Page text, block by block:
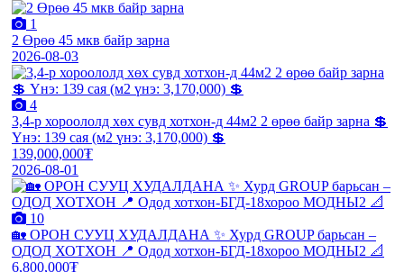
1
2 Өрөө 45 мкв байр зарна
2026-08-03
4
3,4-р хороололд хөх сувд хотхон-д 44м2 2 өрөө байр зарна 💲
Үнэ: 139 сая (м2 үнэ: 3,170,000) 💲
139,000,000₮
2026-08-01
10
🏡 ОРОН СУУЦ ХУДАЛДАНА ✨ Хурд GROUP барьсан –
ОДОД ХОТХОН 📍 Одод хотхон-БГД-18хороо МОДНЫ2 📐
6,800,000₮